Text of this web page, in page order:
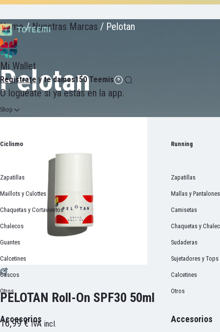
Mi Wallet
Registrate y te damos150 Teemis
O loguéatesi ya estás en la app.
Shop
Ciclismo
Zapatillas
Maillots y Culottes
Chaquetas y Cortavientos
Chalecos
Guantes
Calcetines
Cascos
Otros
Accesorios
Running
Zapatillas
Mallas y Pantalones
Camisetas
Chaquetas y
Sudaderas
Sujetadores y Tops
Calcetines
Otros
Accesorios
Home/Nuestras Marcas / Pelotan
Pelotan
PELOTAN Roll-On SPF30 50ml
16,99€ IVA incl.